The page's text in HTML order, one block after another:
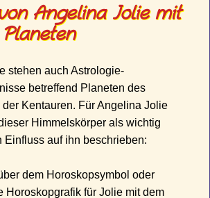
Angelina Jolie mit
stehen auch Astrologie-
betreffend Planeten des
Kentauren. Für Angelina Jolie
Himmelskörper als wichtig
Einfluss auf ihn beschrieben:
dem Horoskopsymbol oder
Horoskopgrafik für Jolie mit dem